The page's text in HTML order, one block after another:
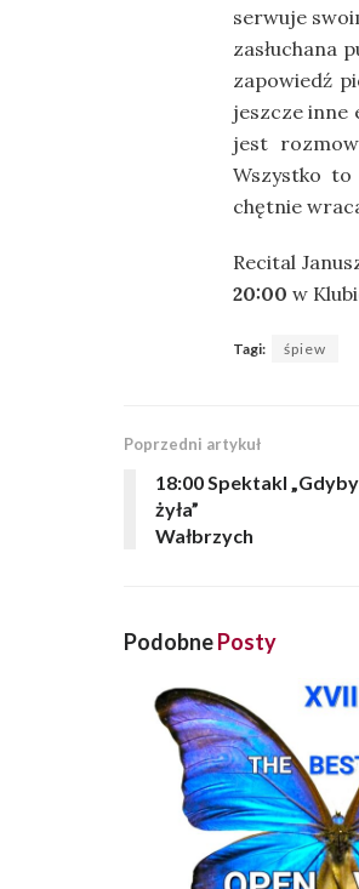
serwuje
zasłuchana
zapowiedź
jeszcze inne
jest
Wszystko to
chętnie
Recital
20:00 w
Tagi: śpiew
Poprzedni artykuł
18:00 Spektakl
żyła”
Wałbrzych
PodobnePosty